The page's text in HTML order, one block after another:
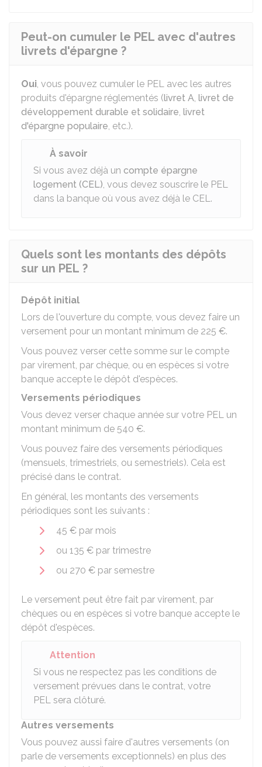
Peut-on cumuler le PEL avec d'autres
livrets d'épargne ?
Oui, vous pouvez cumuler le PEL avec les autres
produits d'épargne réglementés (livret A, livret de
développement durable et solidaire, livret
d'épargne populaire, etc.).
À savoir
Si vous avez déjà un compte épargne
logement (CEL), vous devez souscrire le PEL
dans la banque où vous avez déjà le CEL.
Quels sont les montants des dépôts
sur un PEL ?
Dépôt initial
Lors de l'ouverture du compte, vous devez faire un
versement pour un montant minimum de 225 €.
Vous pouvez verser cette somme sur le compte
par virement, par chèque, ou en espèces si votre
banque accepte le dépôt d'espèces.
Versements périodiques
Vous devez verser chaque année sur votre PEL un
montant minimum de 540 €.
Vous pouvez faire des versements périodiques
(mensuels, trimestriels, ou semestriels). Cela est
précisé dans le contrat.
En général, les montants des versements
périodiques sont les suivants :
45 € par mois
ou 135 € par trimestre
ou 270 € par semestre
Le versement peut être fait par virement, par
chèques ou en espèces si votre banque accepte le
dépôt d'espèces.
Attention
Si vous ne respectez pas les conditions de
versement prévues dans le contrat, votre
PEL sera clôturé.
Autres versements
Vous pouvez aussi faire d'autres versements (on
parle de versements exceptionnels) en plus des